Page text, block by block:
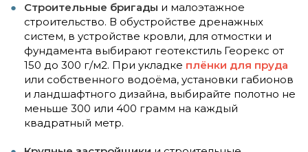
Строительные бригады и малоэтажное
строительство. В обустройстве дренажных
систем, в устройстве кровли, для отмостки и
фундамента выбирают геотекстиль Георекс от
150 до 300 г/м2. При укладке плёнки для пруда
или собственного водоёма, установки габионов
и ландшафтного дизайна, выбирайте полотно не
меньше 300 или 400 грамм на каждый
квадратный метр.